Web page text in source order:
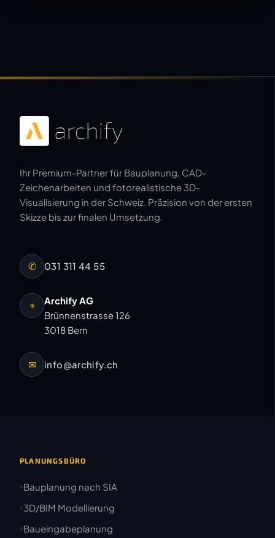
Ihr Premium-Partner für Bauplanung, CAD-
Zeichenarbeiten und fotorealistische 3D-
Visualisierung in der Schweiz. Präzision von der ersten
Skizze bis zur finalen Umsetzung.
✆ 031 311 44 55
⌖
Archify AG
Brünnenstrasse 126
3018 Bern
✉ info@archify.ch
PLANUNGSBÜRO
Bauplanung nach SIA
3D/BIM Modellierung
Baueingabeplanung